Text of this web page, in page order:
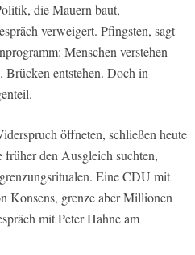
die Mauern baut,
verweigert. Pfingsten, sagt
Menschen verstehen
Brücken entstehen. Doch in
öffneten, schließen heute
früher den Ausgleich suchten,
Eine CDU mit
Konsens, grenze aber Millionen
mit Peter Hahne am